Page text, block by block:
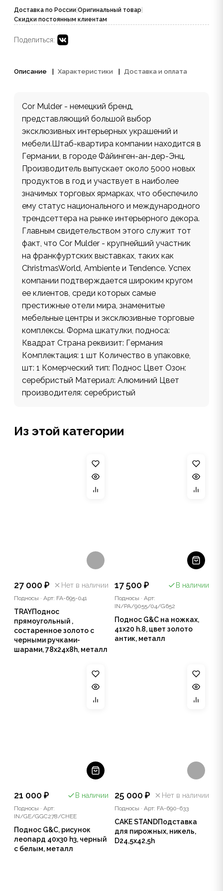
Доставка по России Оригинальный товар
Скидки постоянным клиентам
Поделиться:
Описание Характеристики Доставка и оплата
Cor Mulder - немецкий бренд,
представляющий большой выбор
эксклюзивных интерьерных украшений и
мебели.Штаб-квартира компании находится в
Германии, в городе Фа́йинген-ан-дер-Энц.
Производитель выпускает около 5000 новых
продуктов в год и участвует в наиболее
значимых торговых ярмарках, что обеспечило
ему статус национального и международного
трендсеттера на рынке интерьерного декора.
Главным свидетельством этого служит тот
факт, что Cor Mulder - крупнейший участник
на франкфуртских выставках, таких как
ChristmasWorld, Ambiente и Tendence. Успех
компании подтверждается широким кругом
ее клиентов, среди которых самые
престижные отели мира, знаменитые
мебельные центры и эксклюзивные торговые
комплексы. Форма шкатулки, подноса:
Квадрат Страна реквизит: Германия
Комплектация: 1 шт Количество в упаковке,
шт: 1 Комерческий тип: Поднос Цвет Озон:
серебристый Материал: Алюминий Цвет
производителя: серебристый
Из этой категории
27 000 ₽ Нет в наличии
Подносы · Арт: FA-695-041
TRAYПоднос
прямоугольный ,
состаренное золото с
черными ручками-
шарами, 78x24x8h, металл
17 500 ₽ В наличии
Подносы · Арт:
IN/PA/9055/04/G652
Поднос G&C на ножках,
41х20 h.8, цвет золото
антик, металл
21 000 ₽ В наличии
Подносы · Арт:
IN/GE/GGC278/CHEE
Поднос G&C, рисунок
леопард 40х30 h3, черный
с белым, металл
25 000 ₽ Нет в наличии
Подносы · Арт: FA-690-633
CAKE STANDПодставка
для пирожных, никель,
D24,5x42,5h